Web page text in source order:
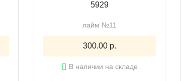
5929
лайм №11
300.00 р.
В наличии на складе